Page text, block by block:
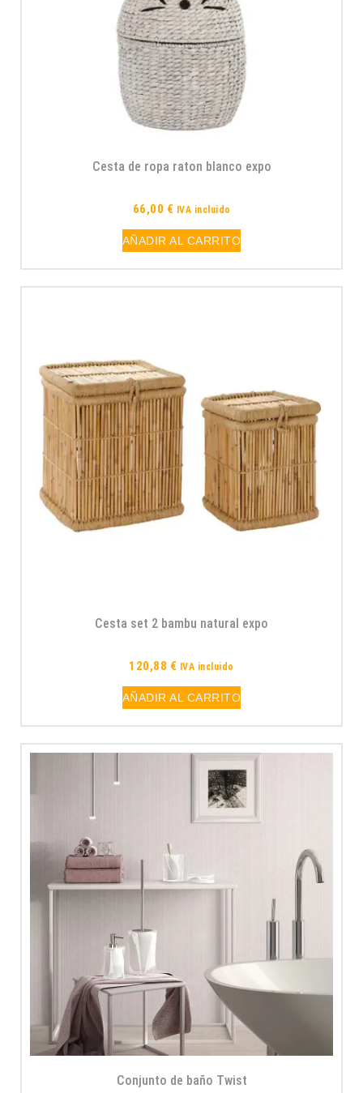
Cesta de ropa raton blanco expo
66,00 € IVA incluido
AÑADIR AL CARRITO
Cesta set 2 bambu natural expo
120,88 € IVA incluido
AÑADIR AL CARRITO
Conjunto de baño Twist